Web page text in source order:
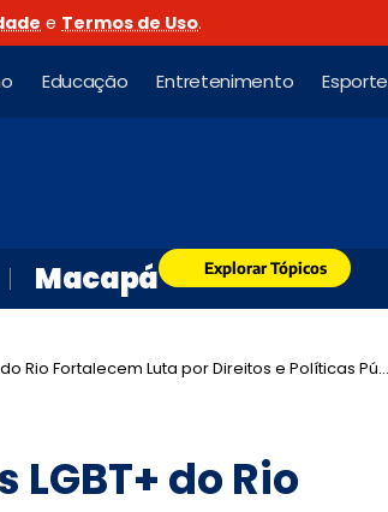
e Termos de Uso.
Educação Entretenimento Esporte
Macapá Explorar Tópicos
Luta por Direitos e Políticas Públicas em Encontro Estadual
do Rio